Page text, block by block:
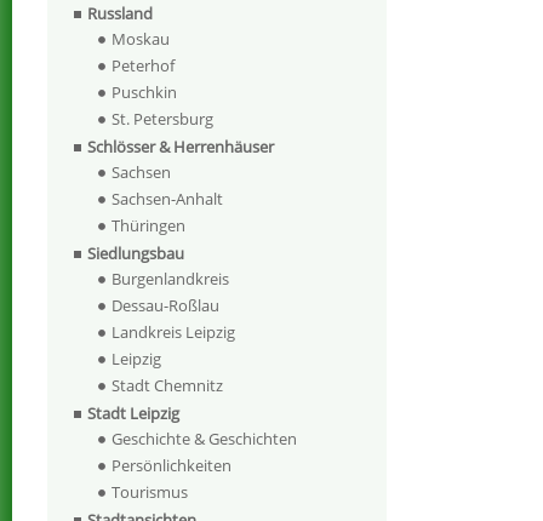
Russland
Moskau
Peterhof
Puschkin
St. Petersburg
Schlösser & Herrenhäuser
Sachsen
Sachsen-Anhalt
Thüringen
Siedlungsbau
Burgenlandkreis
Dessau-Roßlau
Landkreis Leipzig
Leipzig
Stadt Chemnitz
Stadt Leipzig
Geschichte & Geschichten
Persönlichkeiten
Tourismus